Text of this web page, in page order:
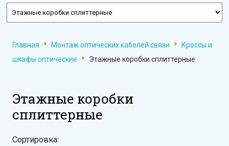
Главная Монтаж оптических кабелей связи
Кроссы и
шкафы оптические
Этажные коробки сплиттерные
Этажные коробки
сплиттерные
Сортировка: